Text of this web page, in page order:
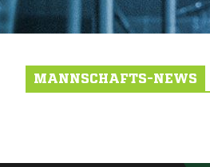
MANNSCHAFTS-NEWS